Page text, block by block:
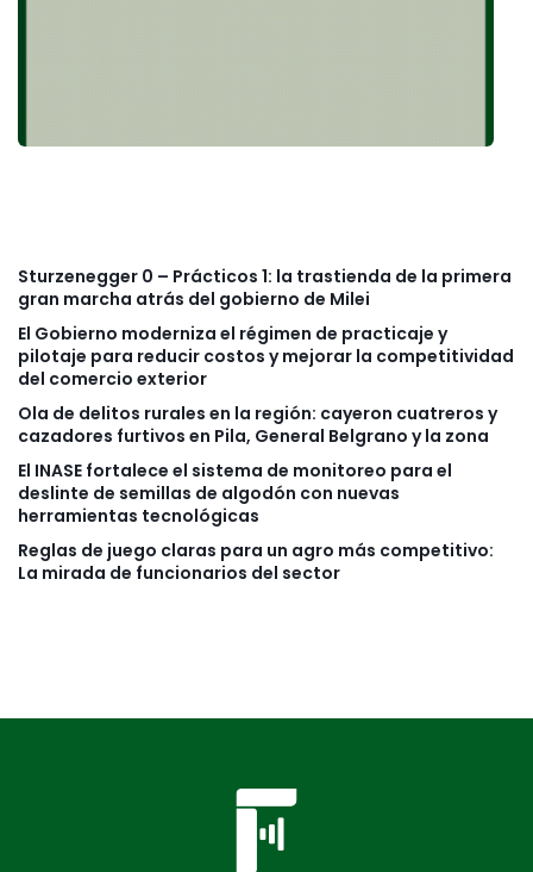
Sturzenegger 0 – Prácticos 1: la trastienda de la primera
gran marcha atrás del gobierno de Milei
El Gobierno moderniza el régimen de practicaje y
pilotaje para reducir costos y mejorar la competitividad
del comercio exterior
Ola de delitos rurales en la región: cayeron cuatreros y
cazadores furtivos en Pila, General Belgrano y la zona
El INASE fortalece el sistema de monitoreo para el
deslinte de semillas de algodón con nuevas
herramientas tecnológicas
Reglas de juego claras para un agro más competitivo:
La mirada de funcionarios del sector